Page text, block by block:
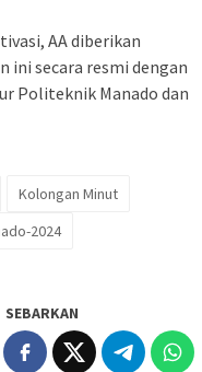
AA diberikan
ini secara resmi dengan
Politeknik Manado dan
Kolongan Minut
2024
SEBARKAN